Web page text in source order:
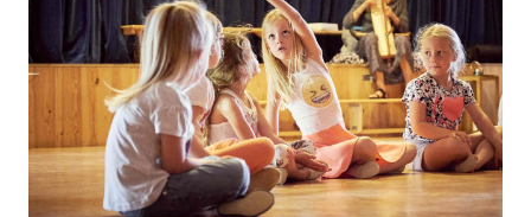
eindverantwoordelijk voor de
continuïteit en kwaliteit van de school.